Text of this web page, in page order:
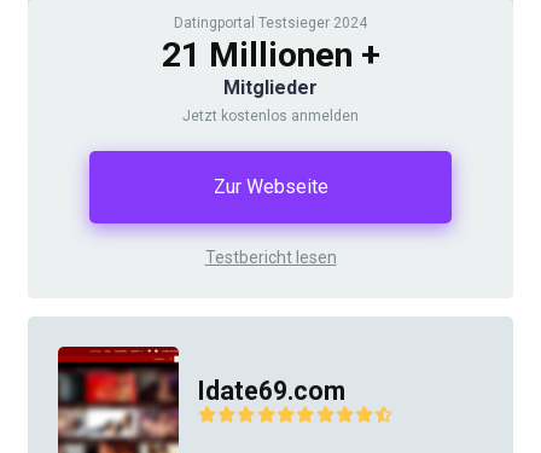
Datingportal Testsieger 2024
21 Millionen +
Mitglieder
Jetzt kostenlos anmelden
Testbericht lesen
Zur Webseite
Idate69.com